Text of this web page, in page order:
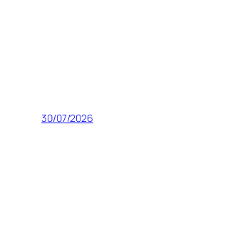
30/07/2026